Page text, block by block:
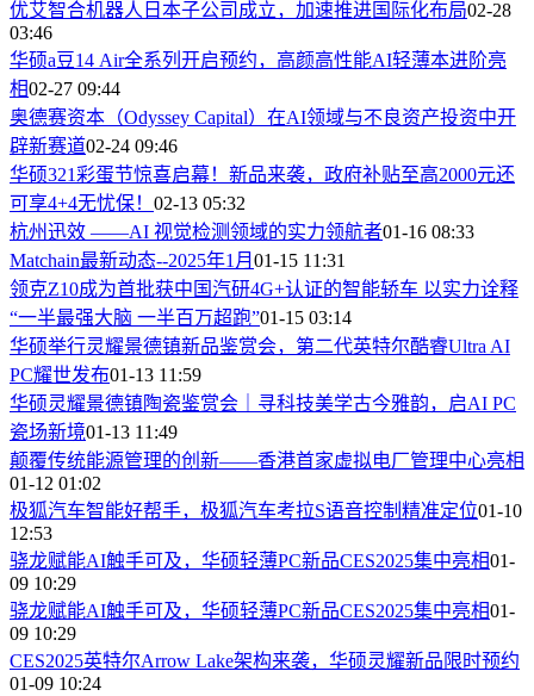
优艾智合机器人日本子公司成立，加速推进国际化布局02-28
03:46
华硕a豆14 Air全系列开启预约，高颜高性能AI轻薄本进阶亮
相02-27 09:44
奥德赛资本（Odyssey Capital）在AI领域与不良资产投资中开
辟新赛道02-24 09:46
华硕321彩蛋节惊喜启幕！新品来袭，政府补贴至高2000元还
可享4+4无忧保！ 02-13 05:32
杭州迅效 ——AI 视觉检测领域的实力领航者01-16 08:33
Matchain最新动态--2025年1月 01-15 11:31
领克Z10成为首批获中国汽研4G+认证的智能轿车 以实力诠释
“一半最强大脑 一半百万超跑”01-15 03:14
华硕举行灵耀景德镇新品鉴赏会，第二代英特尔酷睿Ultra AI
PC耀世发布01-13 11:59
华硕灵耀景德镇陶瓷鉴赏会｜寻科技美学古今雅韵，启AI PC
瓷场新境01-13 11:49
颠覆传统能源管理的创新——香港首家虚拟电厂管理中心亮相
01-12 01:02
极狐汽车智能好帮手，极狐汽车考拉S语音控制精准定位01-10
12:53
骁龙赋能AI触手可及，华硕轻薄PC新品CES2025集中亮相01-
09 10:29
骁龙赋能AI触手可及，华硕轻薄PC新品CES2025集中亮相01-
09 10:29
CES2025英特尔Arrow Lake架构来袭，华硕灵耀新品限时预约
01-09 10:24